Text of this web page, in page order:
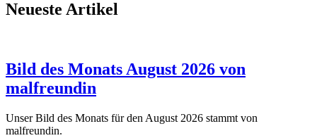
Neueste Artikel
Bild des Monats August 2026 von
malfreundin
Unser Bild des Monats für den August 2026 stammt von
malfreundin.